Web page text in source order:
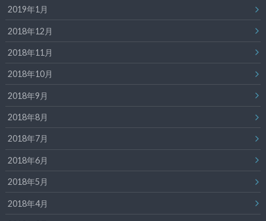
2019年1月
2018年12月
2018年11月
2018年10月
2018年9月
2018年8月
2018年7月
2018年6月
2018年5月
2018年4月